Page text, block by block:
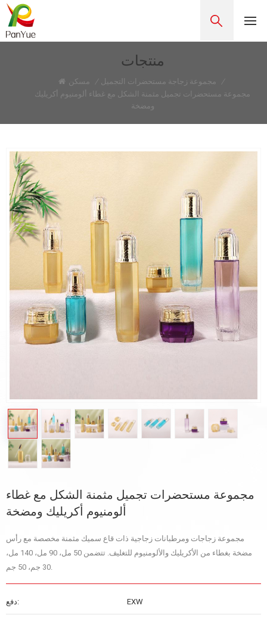
منتجات
مسكن / مجموعة زجاجة مستحضرات التجميل
/
مجموعة مستحضرات تجميل مثمنة الشكل مع غطاء ألومنيوم أكريليك
ومضخة
مجموعة مستحضرات تجميل مثمنة الشكل مع غطاء
ألومنيوم أكريليك ومضخة
مجموعة زجاجات ومرطبانات زجاجية ذات قاع سميك مثمنة مخصصة مع رأس
مضخة بغطاء من الأكريليك والألومنيوم للتغليف. تتضمن 50 مل، 90 مل، 140 مل،
30 جم، 50 جم.
دفع: EXW